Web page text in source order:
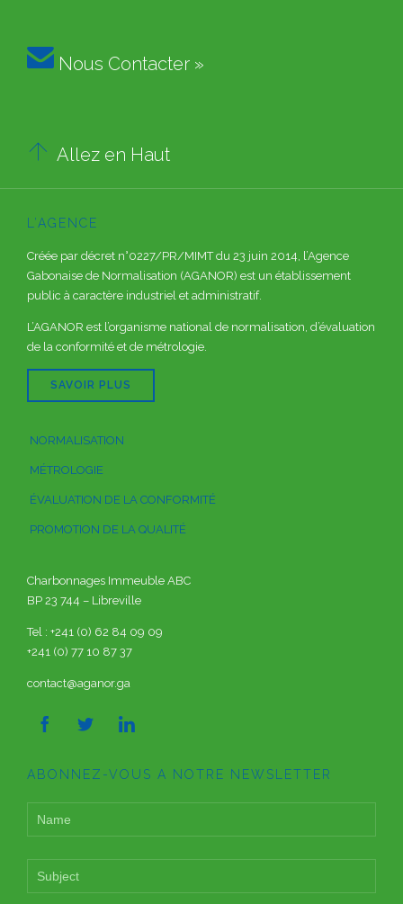
 Nous Contacter »
 Allez en Haut
L’AGENCE
Créée par décret n°0227/PR/MIMT du 23 juin 2014, l’Agence
Gabonaise de Normalisation (AGANOR) est un établissement
public à caractère industriel et administratif.
L’AGANOR est l’organisme national de normalisation, d’évaluation
de la conformité et de métrologie.
SAVOIR PLUS
NORMALISATION
MÉTROLOGIE
ÉVALUATION DE LA CONFORMITÉ
PROMOTION DE LA QUALITÉ
Charbonnages Immeuble ABC
BP 23 744 – Libreville
Tel : +241 (0) 62 84 09 09
+241 (0) 77 10 87 37
contact@aganor.ga
  
ABONNEZ-VOUS A NOTRE NEWSLETTER